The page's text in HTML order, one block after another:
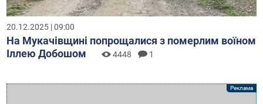
20.12.2025 | 09:00
На Мукачівщині попрощалися з померлим воїном
Іллею Добошом
4448 1